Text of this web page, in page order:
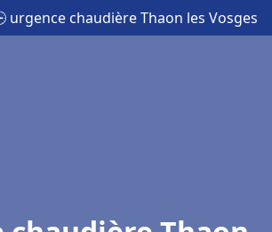
urgence chaudière Thaon les Vosges